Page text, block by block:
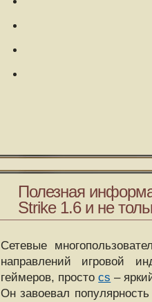
Полезная
Strike 1.6 и не
Сетевые
направлений игровой
геймеров, простоcs –
Он завоевал